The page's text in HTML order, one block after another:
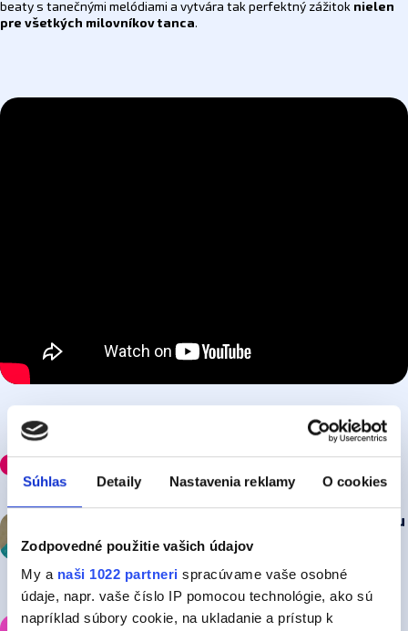
Súhlas Detaily Nastavenia reklamy O cookies
Zodpovedné použitie vašich údajov
My a naši 1022 partneri spracúvame vaše osobné
údaje, napr. vaše číslo IP pomocou technológie, ako sú
napríklad súbory cookie, na ukladanie a prístup k
beaty s tanečnými melódiami a vytvára tak perfektný zážitok nielen
pre všetkých milovníkov tanca.
Vec odpovedá na horúčavy letnou novinkou
„Láska, krém, H2O“
práve teraz
Madonna a Kylie Minogue spojili sily!